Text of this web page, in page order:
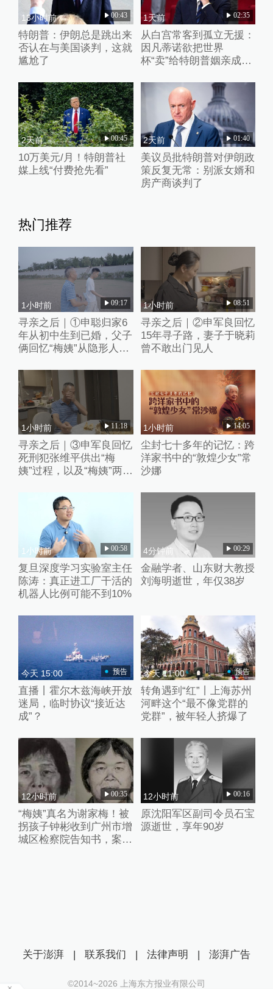
13小时前 00:43
特朗普：伊朗总是跳出来
否认在与美国谈判，这就
尴尬了
1天前 02:35
从白宫常客到孤立无援：
因凡蒂诺欲把世界
杯“卖”给特朗普姻亲成足
2天前 00:45
10万美元/月！特朗普社
媒上线“付费抢先看”
2天前 01:40
美议员批特朗普对伊朗政
策反复无常：别派女婿和
房产商谈判了
热门推荐
1小时前 09:17
寻亲之后｜①申聪归家6
年从初中生到已婚，父子
俩回忆“梅姨”从隐形人
1小时前 08:51
寻亲之后｜②申军良回忆
15年寻子路，妻子于晓莉
曾不敢出门见人
1小时前 11:18
寻亲之后｜③申军良回忆
死刑犯张维平供出“梅
姨”过程，以及“梅姨”两张
1小时前 14:05
尘封七十多年的记忆：跨
洋家书中的“敦煌少女”常
沙娜
1小时前 00:58
复旦深度学习实验室主任
陈涛：真正进工厂干活的
机器人比例可能不到10%
4分钟前 00:29
金融学者、山东财大教授
刘海明逝世，年仅38岁
今天 15:00 预告
直播丨霍尔木兹海峡开放
迷局，临时协议“接近达
成”？
今天 11:00 预告
转角遇到“红”丨上海苏州
河畔这个“最不像党群的
党群”，被年轻人挤爆了
12小时前 00:35
“梅姨”真名为谢家梅！被
拐孩子钟彬收到广州市增
城区检察院告知书，案件
12小时前 00:16
原沈阳军区副司令员石宝
源逝世，享年90岁
关于澎湃 | 联系我们 | 法律声明 | 澎湃广告
©2014~2026 上海东方报业有限公司